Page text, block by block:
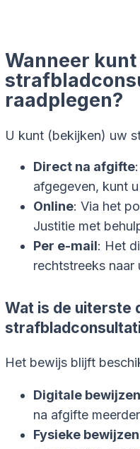
Wanneer
raadplegen?
U kunt (bekijken) uw
Direct na afgifte
afgegeven, kunt
Online: Via het
Justitie met
Per e-mail: Het
rechtstreeks naar
Wat is de uiterste
Het bewijs blijft
Digitale bewijzen
na afgifte
Fysieke bewijzen